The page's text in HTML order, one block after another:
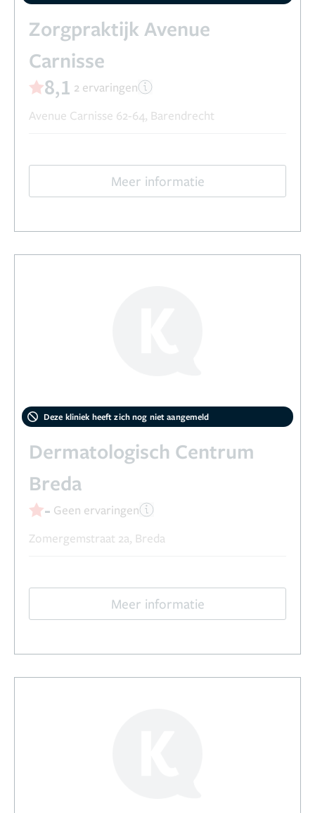
Zorgpraktijk Avenue
Carnisse
8,1 2 ervaringen
Avenue Carnisse 62-64, Barendrecht
Meer informatie
Deze kliniek heeft zich nog niet aangemeld
Dermatologisch Centrum
Breda
- Geen ervaringen
Zomergemstraat 2a, Breda
Meer informatie